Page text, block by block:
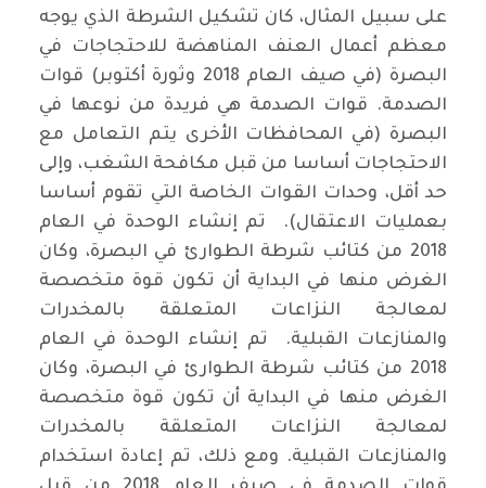
على سبيل المثال، كان تشكيل الشرطة الذي يوجه
معظم أعمال العنف المناهضة للاحتجاجات في
البصرة (في صيف العام 2018 وثورة أكتوبر) قوات
الصدمة. قوات الصدمة هي فريدة من نوعها في
البصرة (في المحافظات الأخرى يتم التعامل مع
الاحتجاجات أساسا من قبل مكافحة الشغب، وإلى
حد أقل، وحدات القوات الخاصة التي تقوم أساسا
بعمليات الاعتقال). تم إنشاء الوحدة في العام
2018 من كتائب شرطة الطوارئ في البصرة، وكان
الغرض منها في البداية أن تكون قوة متخصصة
لمعالجة النزاعات المتعلقة بالمخدرات
والمنازعات القبلية. تم إنشاء الوحدة في العام
2018 من كتائب شرطة الطوارئ في البصرة، وكان
الغرض منها في البداية أن تكون قوة متخصصة
لمعالجة النزاعات المتعلقة بالمخدرات
والمنازعات القبلية. ومع ذلك، تم إعادة استخدام